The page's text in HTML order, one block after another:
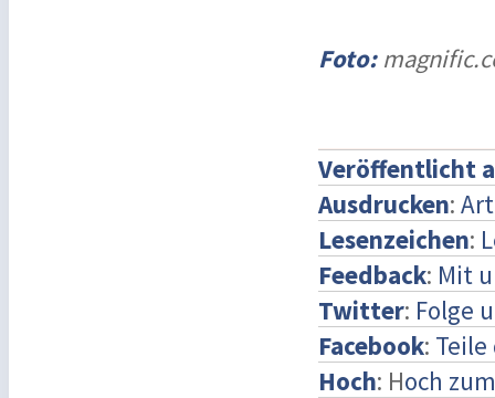
Foto:
Veröffentlicht
Ausdrucken:
Lesenzeichen:
Feedback: Mit
Twitter: Folge
Facebook:
Hoch: Hoch